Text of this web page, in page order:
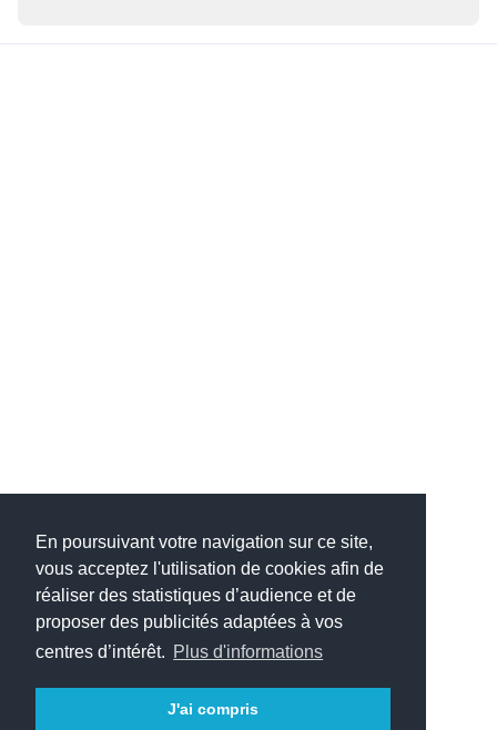
En poursuivant votre navigation sur ce site,
vous acceptez l'utilisation de cookies afin de
réaliser des statistiques d’audience et de
proposer des publicités adaptées à vos
centres d’intérêt. Plus d'informations
J'ai compris
(c) 2005-2025 Jérôme DESMOULINS